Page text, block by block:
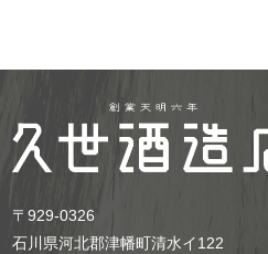
〒929-0326
石川県河北郡津幡町清水イ122